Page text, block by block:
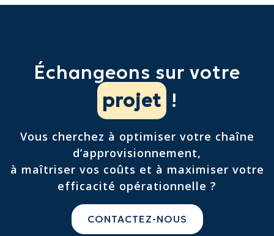
Échangeons sur votre
projet !
Vous cherchez à optimiser votre chaîne
d’approvisionnement,
à maîtriser vos coûts et à maximiser votre
efficacité opérationnelle ?
CONTACTEZ-NOUS